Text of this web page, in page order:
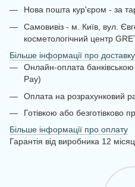
Нова пошта кур'єром - за
Самовивіз - м. Київ, вул.
косметологічний центр
Більше інформації про доставку
Онлайн-оплата
Pay)
Оплата на розрахунковий
Готівкою або безготівково
Більше інформації про оплату
Гарантія від виробника 12